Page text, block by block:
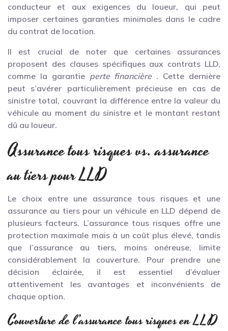
conducteur et aux exigences du loueur, qui peut
imposer certaines garanties minimales dans le cadre
du contrat de location.
Il est crucial de noter que certaines assurances
proposent des clauses spécifiques aux contrats LLD,
comme la garantie perte financière . Cette dernière
peut s’avérer particulièrement précieuse en cas de
sinistre total, couvrant la différence entre la valeur du
véhicule au moment du sinistre et le montant restant
dû au loueur.
Assurance tous risques vs. assurance
au tiers pour LLD
Le choix entre une assurance tous risques et une
assurance au tiers pour un véhicule en LLD dépend de
plusieurs facteurs. L’assurance tous risques offre une
protection maximale mais à un coût plus élevé, tandis
que l’assurance au tiers, moins onéreuse, limite
considérablement la couverture. Pour prendre une
décision éclairée, il est essentiel d’évaluer
attentivement les avantages et inconvénients de
chaque option.
Couverture de l’assurance tous risques en LLD